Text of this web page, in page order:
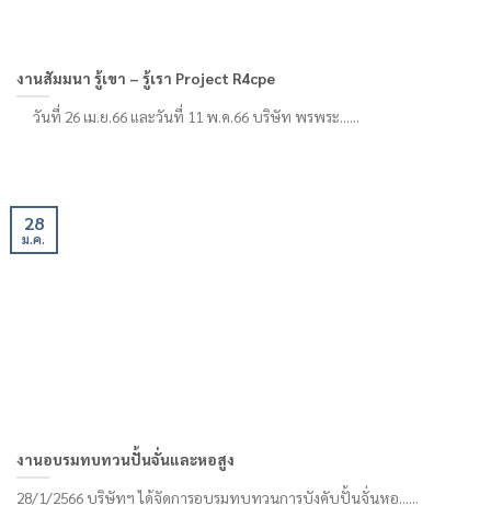
งานสัมมนา รู้เขา – รู้เรา Project R4cpe
วันที่ 26 เม.ย.66 และวันที่ 11 พ.ค.66 บริษัท พรพระ......
งานอบรมทบทวนปั้นจั่นและหอสูง
28/1/2566 บริษัทฯ ได้จัดการอบรมทบทวนการบังคับปั้นจั่นหอ......
28
ม.ค.